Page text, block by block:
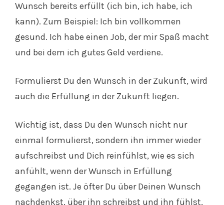
Wunsch bereits erfüllt (ich bin, ich habe, ich
kann). Zum Beispiel: Ich bin vollkommen
gesund. Ich habe einen Job, der mir Spaß macht
und bei dem ich gutes Geld verdiene.
Formulierst Du den Wunsch in der Zukunft, wird
auch die Erfüllung in der Zukunft liegen.
Wichtig ist, dass Du den Wunsch nicht nur
einmal formulierst, sondern ihn immer wieder
aufschreibst und Dich reinfühlst, wie es sich
anfühlt, wenn der Wunsch in Erfüllung
gegangen ist. Je öfter Du über Deinen Wunsch
nachdenkst, über ihn schreibst und ihn fühlst,